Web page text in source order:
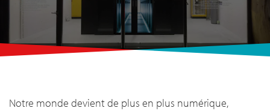
Notre monde devient de plus en plus numérique,